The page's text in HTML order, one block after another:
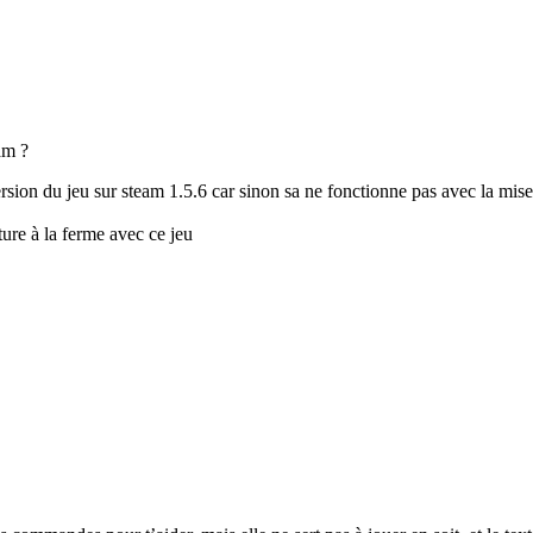
?
du jeu sur steam 1.5.6 car sinon sa ne fonctionne pas avec la
à la ferme avec ce jeu